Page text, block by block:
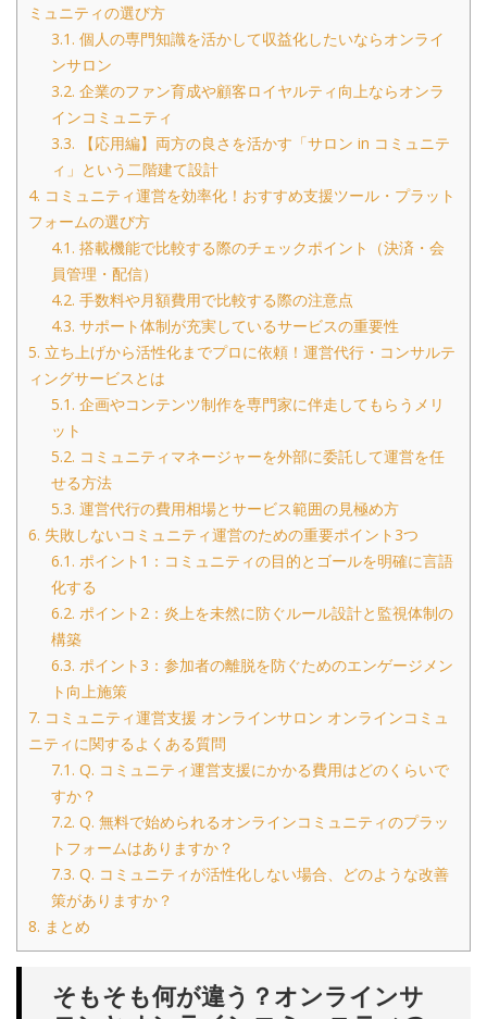
ミュニティの選び方
3.1. 個人の専門知識を活かして収益化したいならオンライ
ンサロン
3.2. 企業のファン育成や顧客ロイヤルティ向上ならオンラ
インコミュニティ
3.3. 【応用編】両方の良さを活かす「サロン in コミュニテ
ィ」という二階建て設計
4. コミュニティ運営を効率化！おすすめ支援ツール・プラット
フォームの選び方
4.1. 搭載機能で比較する際のチェックポイント（決済・会
員管理・配信）
4.2. 手数料や月額費用で比較する際の注意点
4.3. サポート体制が充実しているサービスの重要性
5. 立ち上げから活性化までプロに依頼！運営代行・コンサルテ
ィングサービスとは
5.1. 企画やコンテンツ制作を専門家に伴走してもらうメリ
ット
5.2. コミュニティマネージャーを外部に委託して運営を任
せる方法
5.3. 運営代行の費用相場とサービス範囲の見極め方
6. 失敗しないコミュニティ運営のための重要ポイント3つ
6.1. ポイント1：コミュニティの目的とゴールを明確に言語
化する
6.2. ポイント2：炎上を未然に防ぐルール設計と監視体制の
構築
6.3. ポイント3：参加者の離脱を防ぐためのエンゲージメン
ト向上施策
7. コミュニティ運営支援 オンラインサロン オンラインコミュ
ニティに関するよくある質問
7.1. Q. コミュニティ運営支援にかかる費用はどのくらいで
すか？
7.2. Q. 無料で始められるオンラインコミュニティのプラッ
トフォームはありますか？
7.3. Q. コミュニティが活性化しない場合、どのような改善
策がありますか？
8. まとめ
そもそも何が違う？オンラインサ